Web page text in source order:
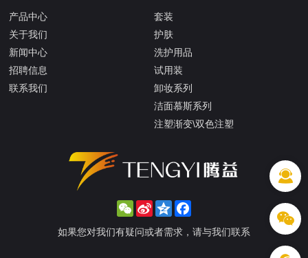
产品中心
关于我们
新闻中心
招聘信息
联系我们
套装
护肤
洗护用品
试用装
卸妆系列
洁面慕斯系列
注塑渐变\双色注塑
WeChat
Sina
Weibo
Qzone
如果您对我们有疑问或者需求，请与我们联系